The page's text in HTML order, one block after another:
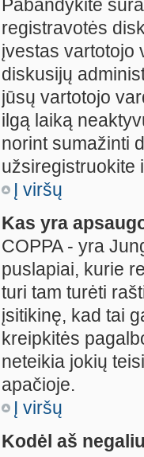
Pabandykite
registravotės
įvestas vartotojo
diskusijų
jūsų vartotojo
ilgą laiką
norint sumažinti
užsiregistruokite
Į viršų
Kas yra
COPPA - yra
puslapiai, kurie
turi tam turėti
įsitikinę, kad tai
kreipkitės
neteikia jokių
apačioje.
Į viršų
Kodėl aš